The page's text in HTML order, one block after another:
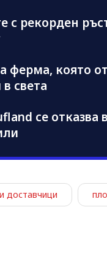
с рекорден
ферма, която
света
се отказва
доставчици